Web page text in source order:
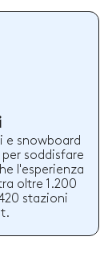
e snowboard
soddisfare
l'esperienza
oltre 1.200
stazioni